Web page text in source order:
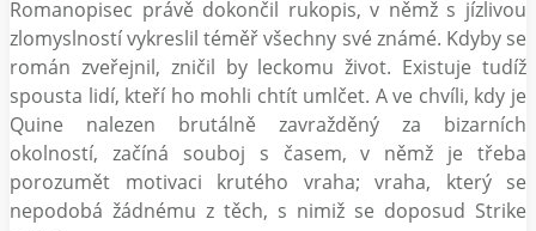
Romanopisec právě dokončil rukopis, v němž s jízlivou
zlomyslností vykreslil téměř všechny své známé. Kdyby se
román zveřejnil, zničil by leckomu život. Existuje tudíž
spousta lidí, kteří ho mohli chtít umlčet. A ve chvíli, kdy je
Quine nalezen brutálně zavražděný za bizarních
okolností, začíná souboj s časem, v němž je třeba
porozumět motivaci krutého vraha; vraha, který se
nepodobá žádnému z těch, s nimiž se doposud Strike